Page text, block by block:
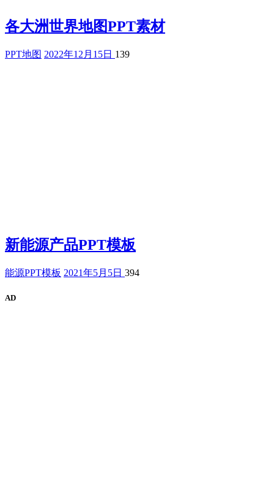
各大洲世界地图PPT素材
PPT地图 2022年12月15日 139
新能源产品PPT模板
能源PPT模板 2021年5月5日 394
AD